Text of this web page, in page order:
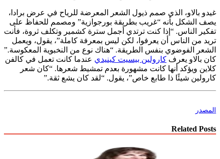
غيدو بالاو، الذي صمم ذيول الشعر المعرضة للرياح في عرض برادا،
يصف الشكل بأنه “غريب بطريقة بورجوازية” ومصمم للحفاظ على
تفكير الناس. “إذا كنت ترتدي أجمل سترة كشمير وتكلف ثروة، فأنت
تريد من الناس أن يعرفوا، لكن ليس بمعرفة كاملة”، يقول، ويعمل
الشعر الفوضوي بنفس الطريقة. “هناك نوع من النخبوية المعكوسة.”
كان بالاو يعرف كارولين بيسيت كينيدي عندما كانت تعمل في كالفن
كلاين ويؤكد أنها كانت مشهورة بعدم تمشيط شعرها. “كان شعر
كارولين شيئًا ذا طابع خاص”، يقول. “لقد كان يشع ثقة.”
المصدر
Related Posts